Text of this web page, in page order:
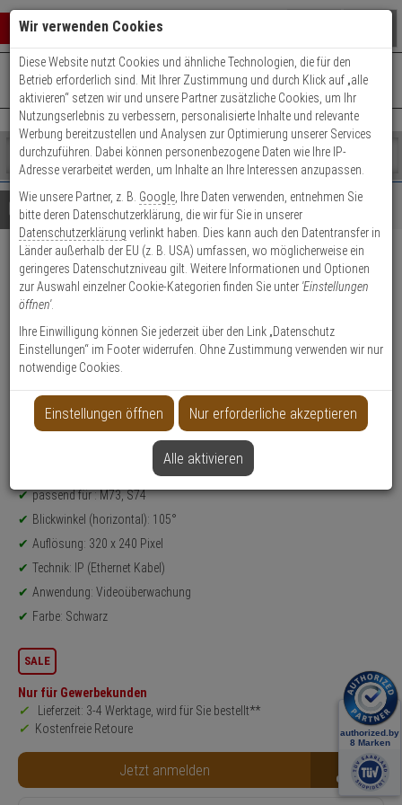
Warenkorb schließen
0 ARTIKEL IM WARENKORB
Ihr Warenkorb ist momentan leer.
Ergebnisse ()
Fertig
Shop
durchsuchen
Bitte
geben
Sie
mindestens
Zeichen
ein,
um
Suche
Es
wurde
noch
Kategorien
Suche
gestartet
+49 (0)821 899 493-0Mo. - Do.: 8:00 - 16:30 | Fr.: 8:00 - 14:00 Uhr
Kontaktservice nutzen
Details Beratung
Mobotix Thermalmodul ECO
320 - T040, 105°
Produktmerkmale
Datenblatt drucken
Weitere Varianten...
passend für : M73, S74
Blickwinkel (horizontal): 105°
Auflösung: 320 x 240 Pixel
Technik: IP (Ethernet Kabel)
Anwendung: Videoüberwachung
Farbe: Schwarz
SALE
Nur für Gewerbekunden
Lieferzeit: 3-4 Werktage, wird für Sie bestellt**
Kostenfreie Retoure
Jetzt anmelden B2B
Wir verwenden Cookies
Diese Website nutzt Cookies und ähnliche Technologien, die für den
Betrieb erforderlich sind. Mit Ihrer Zustimmung und durch Klick auf „alle
aktivieren“ setzen wir und unsere Partner zusätzliche Cookies, um Ihr
Nutzungserlebnis zu verbessern, personalisierte Inhalte und relevante
Werbung bereitzustellen und Analysen zur Optimierung unserer Services
durchzuführen. Dabei können personenbezogene Daten wie Ihre IP-
Adresse verarbeitet werden, um Inhalte an Ihre Interessen anzupassen.
Wie unsere Partner, z. B. Google , Ihre Daten verwenden, entnehmen Sie
bitte deren Datenschutzerklärung, die wir für Sie in unserer
Datenschutzerklärung verlinkt haben. Dies kann auch den Datentransfer in
Länder außerhalb der EU (z. B. USA) umfassen, wo möglicherweise ein
geringeres Datenschutzniveau gilt. Weitere Informationen und Optionen
zur Auswahl einzelner Cookie-Kategorien finden Sie unter 'Einstellungen
öffnen'.
Ihre Einwilligung können Sie jederzeit über den Link „Datenschutz
Einstellungen“ im Footer widerrufen. Ohne Zustimmung verwenden wir nur
notwendige Cookies.
Einstellungen öffnen Nur erforderliche akzeptieren
Alle aktivieren